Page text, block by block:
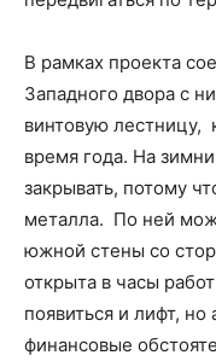
В рамках проекта
Западного двора с
винтовую лестницу,
время года. На
закрывать, потому
металла. По ней
южной стены со
открыта в часы
появиться и лифт,
финансовые